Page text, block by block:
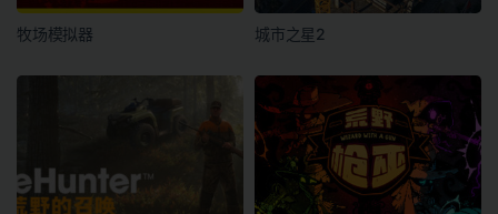
牧场模拟器 城市之星2